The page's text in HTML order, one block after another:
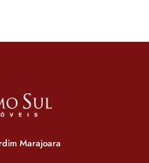
Marajoara